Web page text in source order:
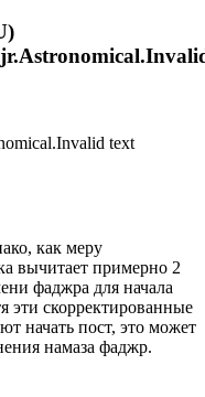
text
как меру
вычитает примерно 2
фаджра для начала
эти скорректированные
начать пост, это может
намаза фаджр.